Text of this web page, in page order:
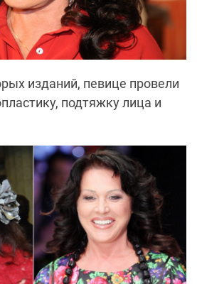
изданий, певице провели
подтяжку лица и